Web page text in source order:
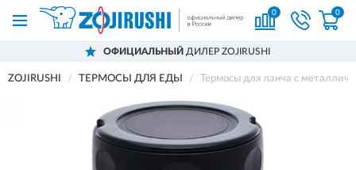
0 0
ОФИЦИАЛЬНЫЙ ДИЛЕР ZOJIRUSHI
ZOJIRUSHI ТЕРМОСЫ ДЛЯ ЕДЫ Термосы для ланча с